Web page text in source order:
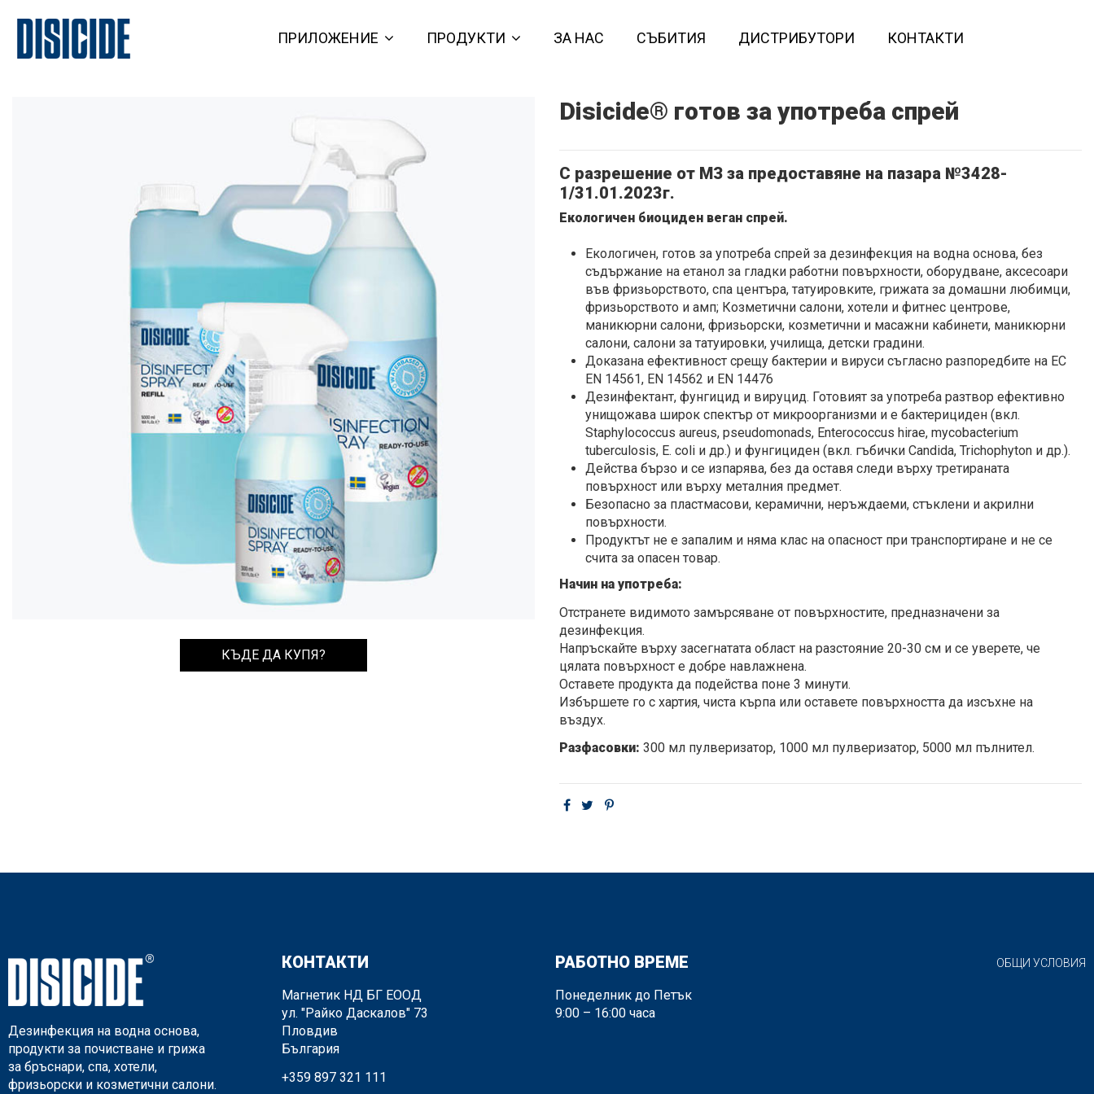
ПРИЛОЖЕНИЕ ПРОДУКТИ ЗА НАС СЪБИТИЯ ДИСТРИБУТОРИ КОНТАКТИ
КЪДЕ ДА КУПЯ?
Disicide® готов за употреба спрей
С разрешение от МЗ за предоставяне на пазара №3428-
1/31.01.2023г.
Екологичен биоциден веган спрей.
Екологичен, готов за употреба спрей за дезинфекция на водна основа, без
съдържание на етанол за гладки работни повърхности, оборудване, аксесоари
във фризьорството, спа центъра, татуировките, грижата за домашни любимци,
фризьорството и амп; Козметични салони, хотели и фитнес центрове,
маникюрни салони, фризьорски, козметични и масажни кабинети, маникюрни
салони, салони за татуировки, училища, детски градини.
Доказана ефективност срещу бактерии и вируси съгласно разпоредбите на ЕС
EN 14561, EN 14562 и EN 14476
Дезинфектант, фунгицид и вируцид. Готовият за употреба разтвор ефективно
унищожава широк спектър от микроорганизми и е бактерициден (вкл.
Staphylococcus aureus, pseudomonads, Enterococcus hirae, mycobacterium
tuberculosis, E. coli и др.) и фунгициден (вкл. гъбички Candida, Trichophyton и др.).
Действа бързо и се изпарява, без да оставя следи върху третираната
повърхност или върху металния предмет.
Безопасно за пластмасови, керамични, неръждаеми, стъклени и акрилни
повърхности.
Продуктът не е запалим и няма клас на опасност при транспортиране и не се
счита за опасен товар.
Начин на употреба:
Отстранете видимото замърсяване от повърхностите, предназначени за
дезинфекция.
Напръскайте върху засегнатата област на разстояние 20-30 см и се уверете, че
цялата повърхност е добре навлажнена.
Оставете продукта да подейства поне 3 минути.
Избършете го с хартия, чиста кърпа или оставете повърхността да изсъхне на
въздух.
Разфасовки: 300 мл пулверизатор, 1000 мл пулверизатор, 5000 мл пълнител.
Дезинфекция на водна основа,
продукти за почистване и грижа
за бръснари, спа, хотели,
фризьорски и козметични салони.
КОНТАКТИ
Магнетик НД БГ ЕООД
ул. "Райко Даскалов" 73
Пловдив
България
+359 897 321 111
РАБОТНО ВРЕМЕ
Понеделник до Петък
9:00 – 16:00 часа
ОБЩИ УСЛОВИЯ